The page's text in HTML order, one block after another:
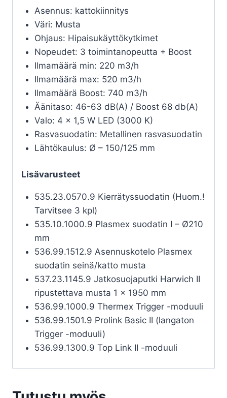
Asennus: kattokiinnitys
Väri: Musta
Ohjaus: Hipaisukäyttökytkimet
Nopeudet: 3 toimintanopeutta + Boost
Ilmamäärä min: 220 m3/h
Ilmamäärä max: 520 m3/h
Ilmamäärä Boost: 740 m3/h
Äänitaso: 46-63 dB(A) / Boost 68 db(A)
Valo: 4 x 1,5 W LED (3000 K)
Rasvasuodatin: Metallinen rasvasuodatin
Lähtökaulus: Ø – 150/125 mm
Lisävarusteet
535.23.0570.9 Kierrätyssuodatin (Huom.!
Tarvitsee 3 kpl)
535.10.1000.9 Plasmex suodatin I – Ø210
mm
536.99.1512.9 Asennuskotelo Plasmex
suodatin seinä/katto musta
537.23.1145.9 Jatkosuojaputki Harwich II
ripustettava musta 1 x 1950 mm
536.99.1000.9 Thermex Trigger -moduuli
536.99.1501.9 Prolink Basic II (langaton
Trigger -moduuli)
536.99.1300.9 Top Link II -moduuli